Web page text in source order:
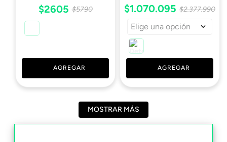
$2605 $5790
AGREGAR
$1.070.095 $2.377.990
Elige una opción
AGREGAR
MOSTRAR MÁS